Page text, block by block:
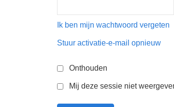
Ik ben mijn wachtwoord vergeten
Stuur activatie-e-mail opnieuw
Onthouden
Mij deze sessie niet